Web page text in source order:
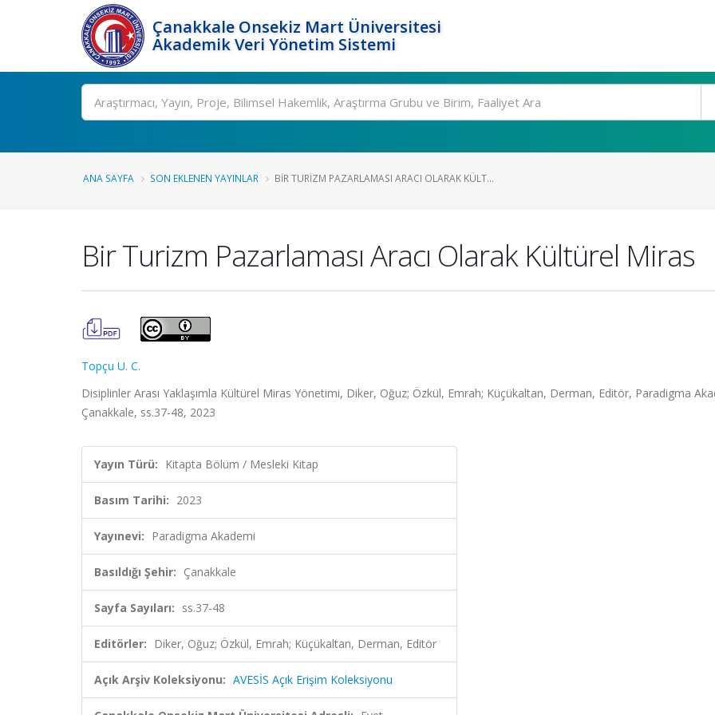
Çanakkale Onsekiz Mart Üniversitesi
Akademik Veri Yönetim Sistemi
Ara
ANA SAYFA SON EKLENEN YAYINLAR BIR TURIZM PAZARLAMASI ARACI OLARAK KÜLT...
Bir Turizm Pazarlaması Aracı Olarak Kültürel Miras
Topçu U. C.
Disiplinler Arası Yaklaşımla Kültürel Miras Yönetimi, Diker, Oğuz; Özkül, Emrah; Küçükaltan, Derman, Editör, Paradigma
Çanakkale, ss.37-48, 2023
Yayın Türü: Kitapta Bölüm / Mesleki Kitap
Basım Tarihi: 2023
Yayınevi: Paradigma Akademi
Basıldığı Şehir: Çanakkale
Sayfa Sayıları: ss.37-48
Editörler: Diker, Oğuz; Özkül, Emrah; Küçükaltan, Derman, Editör
Açık Arşiv Koleksiyonu: AVESİS Açık Erişim Koleksiyonu